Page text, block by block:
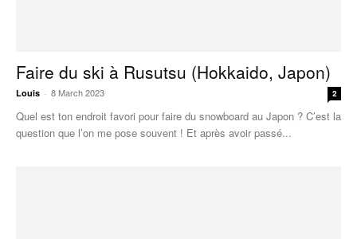
Faire du ski à Rusutsu (Hokkaido, Japon)
Louis - 8 March 2023 2
Quel est ton endroit favori pour faire du snowboard au Japon ? C’est la
question que l’on me pose souvent ! Et après avoir passé...